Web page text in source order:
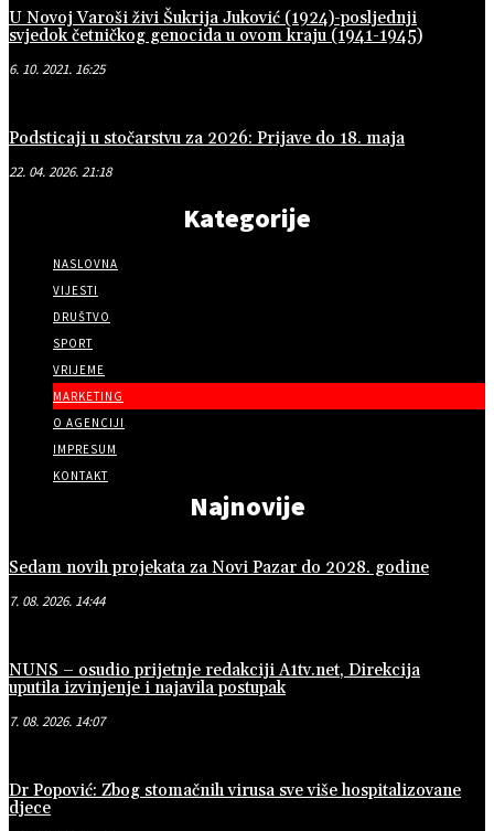
U Novoj Varoši živi Šukrija Juković (1924)-posljednji
svjedok četničkog genocida u ovom kraju (1941-1945)
6. 10. 2021. 16:25
Podsticaji u stočarstvu za 2026: Prijave do 18. maja
22. 04. 2026. 21:18
Kategorije
NASLOVNA
VIJESTI
DRUŠTVO
SPORT
VRIJEME
MARKETING
O AGENCIJI
IMPRESUM
KONTAKT
Najnovije
Sedam novih projekata za Novi Pazar do 2028. godine
7. 08. 2026. 14:44
NUNS – osudio prijetnje redakciji A1tv.net, Direkcija
uputila izvinjenje i najavila postupak
7. 08. 2026. 14:07
Dr Popović: Zbog stomačnih virusa sve više hospitalizovane
djece